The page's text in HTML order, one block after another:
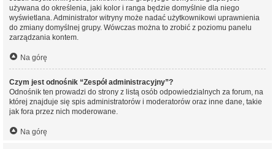
używana do określenia, jaki kolor i ranga będzie domyślnie dla niego
wyświetlana. Administrator witryny może nadać użytkownikowi uprawnienia
do zmiany domyślnej grupy. Wówczas można to zrobić z poziomu panelu
zarządzania kontem.
Na górę
Czym jest odnośnik “Zespół administracyjny”?
Odnośnik ten prowadzi do strony z listą osób odpowiedzialnych za forum, na
której znajduje się spis administratorów i moderatorów oraz inne dane, takie
jak fora przez nich moderowane.
Na górę